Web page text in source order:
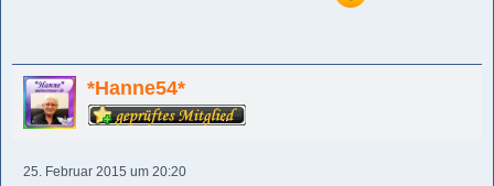
*Hanne54*
25. Februar 2015 um 20:20